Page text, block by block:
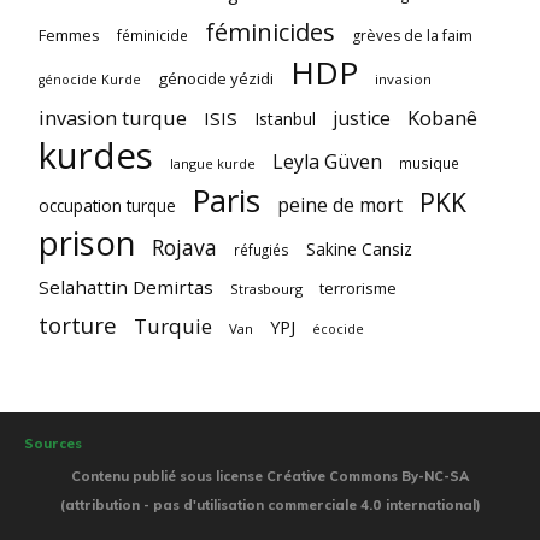
Femmes féminicide féminicides grèves de la faim
génocide Kurde génocide yézidi HDP invasion
invasion turque ISIS Istanbul justice Kobanê
kurdes langue kurde Leyla Güven musique
occupation turque Paris peine de mort PKK
prison Rojava réfugiés Sakine Cansiz
Selahattin Demirtas Strasbourg terrorisme
torture Turquie Van YPJ écocide
Sources
Contenu publié sous license Créative Commons By-NC-SA
(attribution - pas d'utilisation commerciale 4.0 international)